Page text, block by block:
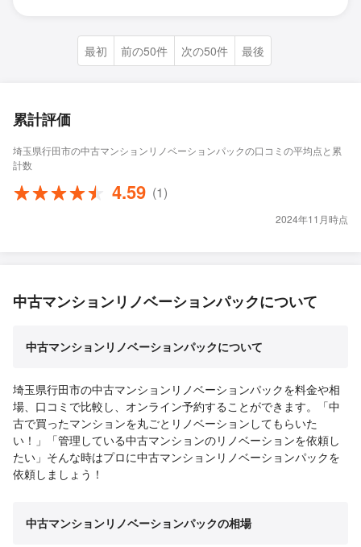
最初 前の50件 次の50件 最後
累計評価
埼玉県行田市の中古マンションリノベーションパックの口コミの平均点と累
計数
4.59 (1)
2024年11月時点
中古マンションリノベーションパックについて
中古マンションリノベーションパックについて
埼玉県行田市の中古マンションリノベーションパックを料金や相
場、口コミで比較し、オンライン予約することができます。「中
古で買ったマンションを丸ごとリノベーションしてもらいた
い！」「管理している中古マンションのリノベーションを依頼し
たい」そんな時はプロに中古マンションリノベーションパックを
依頼しましょう！
中古マンションリノベーションパックの相場